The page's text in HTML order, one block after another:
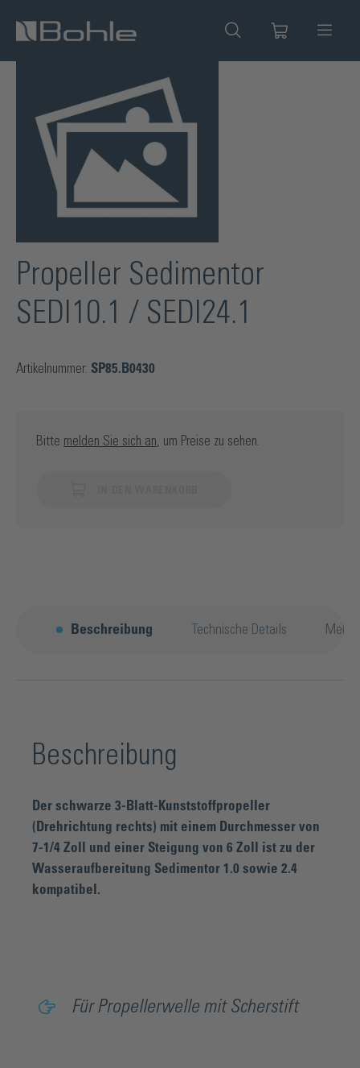
springen
Propeller Sedimentor
SEDI10.1 / SEDI24.1
Artikelnummer: SP85.B0430
Bitte melden Sie sich an , um Preise zu sehen.
Beschreibung Technische Details Mehr
Beschreibung
Der schwarze 3-Blatt-Kunststoffpropeller
(Drehrichtung rechts) mit einem Durchmesser von
7-1/4 Zoll und einer Steigung von 6 Zoll ist zu der
Wasseraufbereitung Sedimentor 1.0 sowie 2.4
kompatibel.
Für Propellerwelle mit Scherstift